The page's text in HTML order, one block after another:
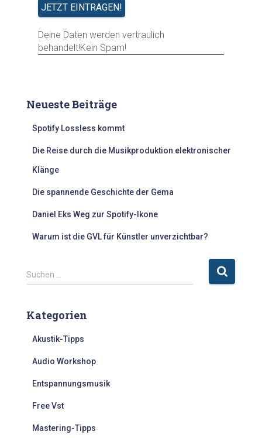
Deine Daten werden vertraulich
behandelt!Kein Spam!
Neueste Beiträge
Spotify Lossless kommt
Die Reise durch die Musikproduktion elektronischer
Klänge
Die spannende Geschichte der Gema
Daniel Eks Weg zur Spotify-Ikone
Warum ist die GVL für Künstler unverzichtbar?
S
u
e
Suchen …
Kategorien
Akustik-Tipps
Audio Workshop
Entspannungsmusik
Free Vst
Mastering-Tipps